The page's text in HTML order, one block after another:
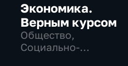
Экономика.
Верным курсом
Общество,
Социально-